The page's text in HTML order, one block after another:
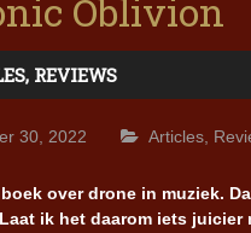
Oblivion
, REVIEWS
30, 2022 Articles
over drone in muziek.
ik het daarom iets